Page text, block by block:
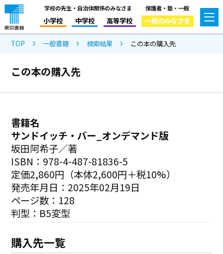
学校の先生・自治体関係のみなさま
小学校 中学校 高等学校
保護者・塾・一般
一般のみなさま
TOP 一般書籍 検索結果 この本の購入先
この本の購入先
書籍名
サンドイッチ・バー_オンデマンド版
坂田阿希子／著
ISBN：978-4-487-81836-5
定価2,860円（本体2,600円＋税10%）
発売年月日：2025年02月19日
ページ数：128
判型：B5変型
購入先一覧